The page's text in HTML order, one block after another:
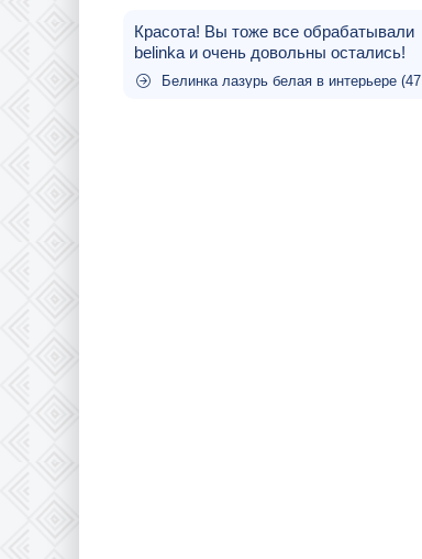
Красота! Вы тоже все обрабатывали
belinka и очень довольны остались!
Белинка лазурь белая в интерьере (47 фото)